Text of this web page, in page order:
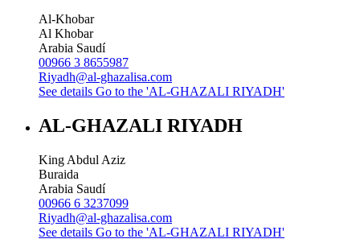
Al-Khobar
Al Khobar
Arabia Saudí
00966 3 8655987
Riyadh@al-ghazalisa.com
See details Go to the 'AL-GHAZALI RIYADH'
AL-GHAZALI RIYADH
King Abdul Aziz
Buraida
Arabia Saudí
00966 6 3237099
Riyadh@al-ghazalisa.com
See details Go to the 'AL-GHAZALI RIYADH'